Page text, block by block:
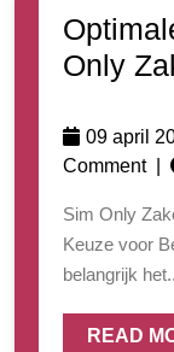
Only
09 april
Comment
Sim Only Zakelijk KPN Sim Only Zakelijk KPN: De Ideale
Keuze voor
belangrijk
READ